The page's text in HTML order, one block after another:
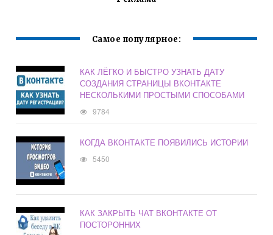
Самое популярное:
КАК ЛЁГКО И БЫСТРО УЗНАТЬ ДАТУ
СОЗДАНИЯ СТРАНИЦЫ ВКОНТАКТЕ
НЕСКОЛЬКИМИ ПРОСТЫМИ СПОСОБАМИ
9784
КОГДА ВКОНТАКТЕ ПОЯВИЛИСЬ ИСТОРИИ
5450
КАК ЗАКРЫТЬ ЧАТ ВКОНТАКТЕ ОТ
ПОСТОРОННИХ